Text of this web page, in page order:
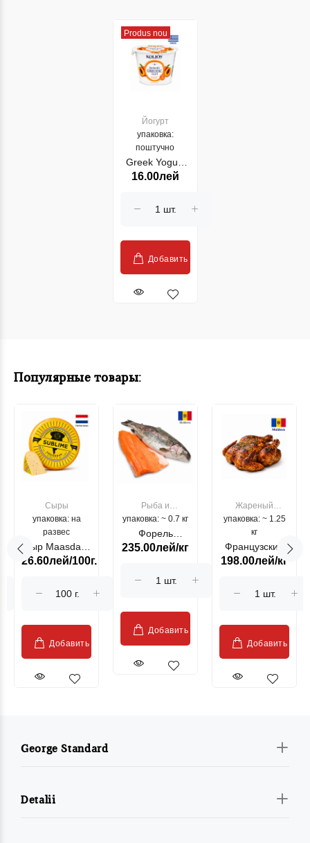
Produs nou
Йогурт
упаковка:
поштучно
Greek Yogurt
Kolios 2%
16.00лей
Добавить
Популярные товары:
Сыры
упаковка: на
развес
Сыр Maasdam
Sublime Cow
26.60лей/100г.
Добавить
Рыба и
морепродукты
упаковка: ~ 0.7 кг
Форель
лососевая
Moldovenesc"
235.00лей/кг
Добавить
Жареный
цыпленок
упаковка: ~ 1.25
кг
Французский
гриль, кг
198.00лей/кг
Добавить
George Standard
Detalii